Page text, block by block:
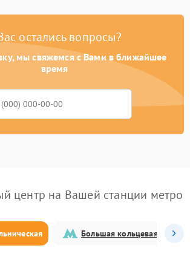
остались вопросы?
мы свяжемся с Вами в ближайшее
время
центр на Вашей станции метро
Большая кольцевая